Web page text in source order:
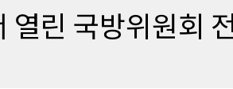
열린 국방위원회